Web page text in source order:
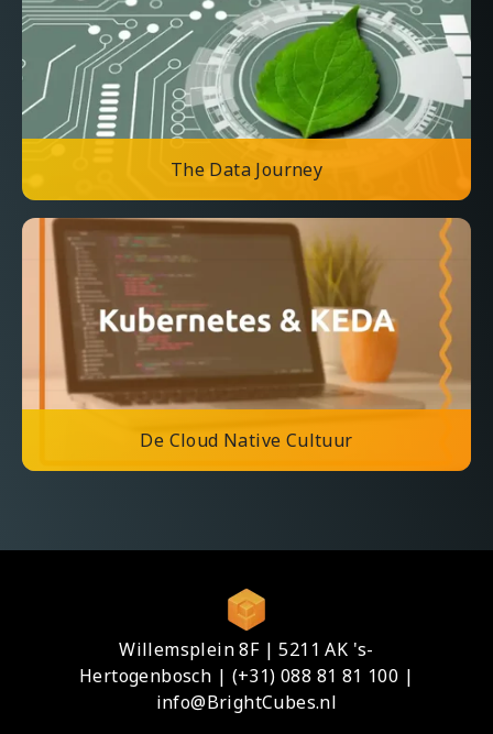
The Data Journey
De Cloud Native Cultuur
Willemsplein 8F | 5211 AK 's-
Hertogenbosch | (+31) 088 81 81 100 |
info@BrightCubes.nl